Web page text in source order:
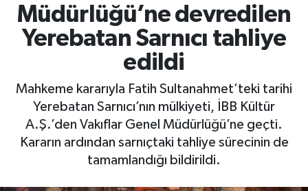
Müdürlüğü’ne devredilen
Yerebatan Sarnıcı tahliye
edildi
Mahkeme kararıyla Fatih Sultanahmet’teki tarihi
Yerebatan Sarnıcı’nın mülkiyeti, İBB Kültür
A.Ş.’den Vakıflar Genel Müdürlüğü’ne geçti.
Kararın ardından sarnıçtaki tahliye sürecinin de
tamamlandığı bildirildi.
RESMİ İLANLAR
SİYASET
YAŞAM
Süper Lig Puan Durumu ve Fikstür
Son Dakika Haberleri
Haber Arşivi